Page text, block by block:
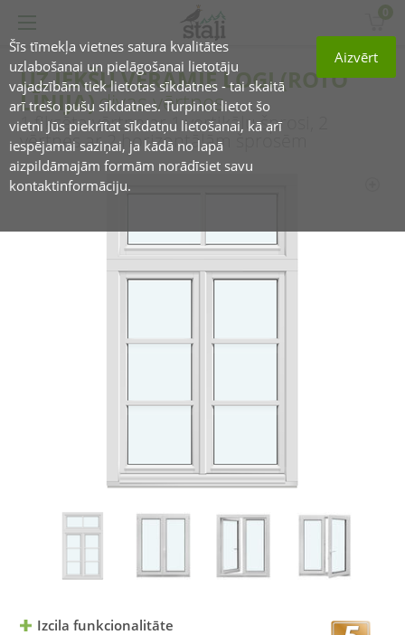
Šīs tīmekļa vietnes satura kvalitātes
uzlabošanai un pielāgošanai lietotāju
vajadzībām tiek lietotas sīkdatnes - tai skaitā
arī trešo pušu sīkdatnes. Turpinot lietot šo
vietni Jūs piekrītat sīkdatņu lietošanai, kā arī
iespējamai saziņai, ja kādā no lapā
aizpildāmajām formām norādīsiet savu
kontaktinformāciju.
Aizvērt
0
UZ IEKŠU VERAMIE LOGI (ROTO
LĪNIJA)divas vērtnes
1 fiksēta vērtne ar 1 vertikālu šprosi, 2
vērtnes ar 2 horizontālām šprosēm
Izcila funkcionalitāte